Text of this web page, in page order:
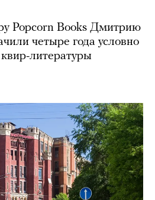
Popcorn Books Дмитрию
четыре года условно
литературы